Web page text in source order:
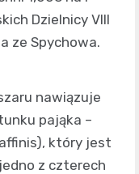
Dzielnicy VIII
ze Spychowa.
nawiązuje
pająka –
który jest
z czterech